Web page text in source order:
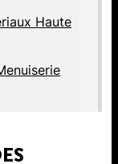
Haute